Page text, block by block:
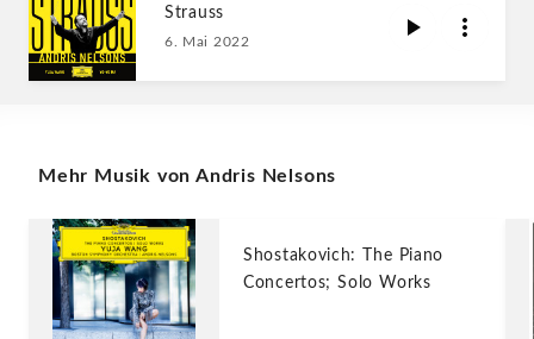
Strauss
6. Mai 2022
Mehr Musik von Andris Nelsons
Shostakovich: The Piano
Concertos; Solo Works